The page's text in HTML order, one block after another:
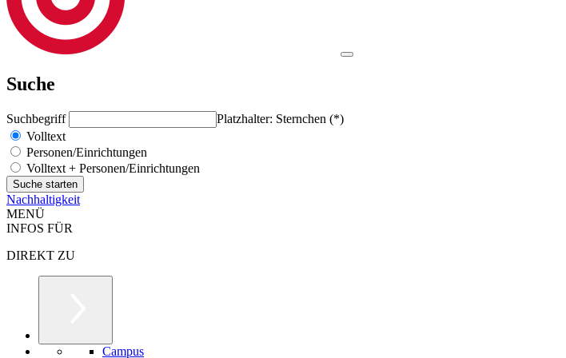
Suche
Suchbegriff
Platzhalter: Sternchen (*)
Volltext
Personen/Einrichtungen
Volltext + Personen/Einrichtungen
Nachhaltigkeit
MENÜ
INFOS FÜR
DIREKT ZU
Campus